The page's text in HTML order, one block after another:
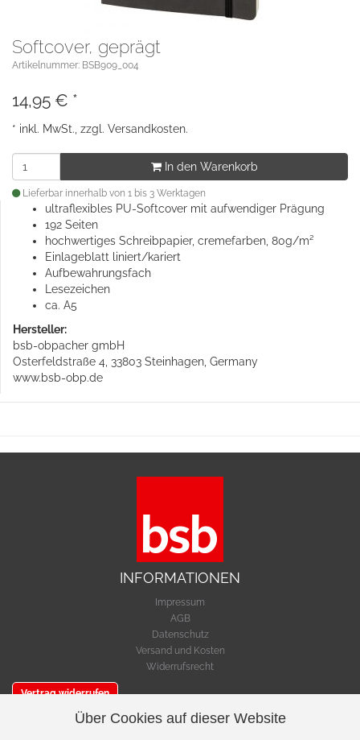
Softcover, geprägt
Artikelnummer: BSB909_004
14,95 € *
* inkl. MwSt., zzgl. Versandkosten.
In den Warenkorb
Lieferbar innerhalb von 1 bis 3 Werktagen
ultraflexibles PU-Softcover mit aufwendiger Prägung
192 Seiten
hochwertiges Schreibpapier, cremefarben, 80g/m²
Einlageblatt liniert/kariert
Aufbewahrungsfach
Lesezeichen
ca. A5
Hersteller:
bsb-obpacher gmbH
Osterfeldstraße 4, 33803 Steinhagen, Germany
www.bsb-obp.de
INFORMATIONEN
Impressum
AGB
Datenschutz
Versand und Kosten
Widerrufsrecht
Vertrag widerrufen
SERVICE
Über Cookies auf dieser Website